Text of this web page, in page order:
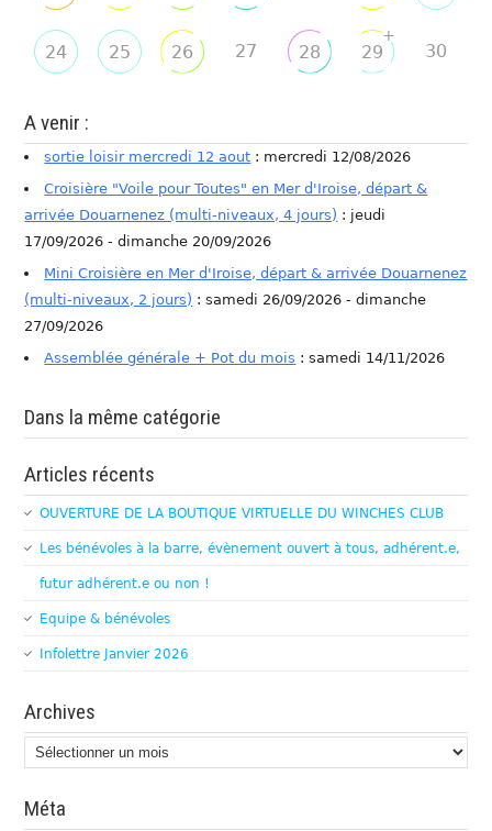
24 25 26 27 28 29
+
30
A venir :
sortie loisir mercredi 12 aout : mercredi 12/08/2026
Croisière "Voile pour Toutes" en Mer d'Iroise, départ &
arrivée Douarnenez (multi-niveaux, 4 jours) : jeudi
17/09/2026 - dimanche 20/09/2026
Mini Croisière en Mer d'Iroise, départ & arrivée Douarnenez
(multi-niveaux, 2 jours) : samedi 26/09/2026 - dimanche
27/09/2026
Assemblée générale + Pot du mois : samedi 14/11/2026
Dans la même catégorie
Articles récents
OUVERTURE DE LA BOUTIQUE VIRTUELLE DU WINCHES CLUB
Les bénévoles à la barre, évènement ouvert à tous, adhérent.e,
futur adhérent.e ou non !
Equipe & bénévoles
Infolettre Janvier 2026
Archives
Archives
Méta